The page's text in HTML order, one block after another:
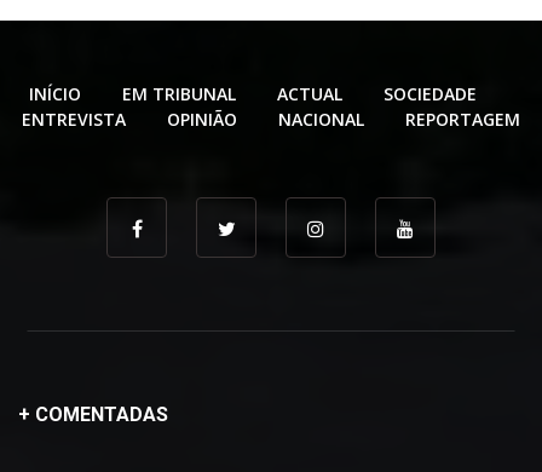
INÍCIO EM TRIBUNAL ACTUAL
SOCIEDADE
ENTREVISTA
OPINIÃO NACIONAL REPORTAGEM
+ COMENTADAS